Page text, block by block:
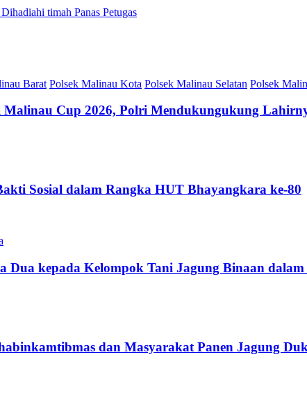
timah Panas Petugas
Barat Polsek Malinau Kota Polsek Malinau Selatan Polsek
Cup 2026, Polri Mendukungukung
Sosial dalam Rangka HUT Bhayangkara ke-80
kepada Kelompok Tani Jagung Binaan
dan Masyarakat Panen Jagung